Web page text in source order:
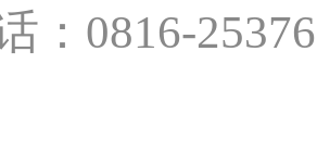
： 0816-